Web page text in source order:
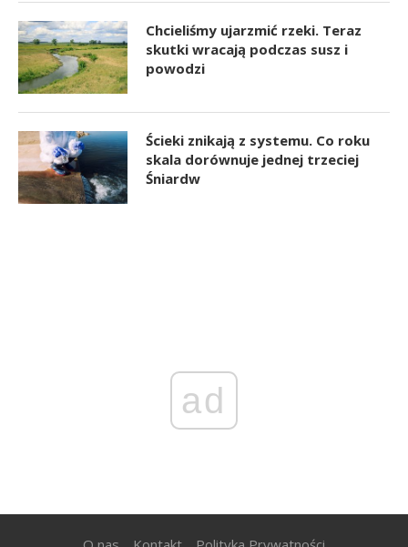
Chcieliśmy ujarzmić rzeki. Teraz
skutki wracają podczas susz i
powodzi
Ścieki znikają z systemu. Co roku
skala dorównuje jednej trzeciej
Śniardw
ad